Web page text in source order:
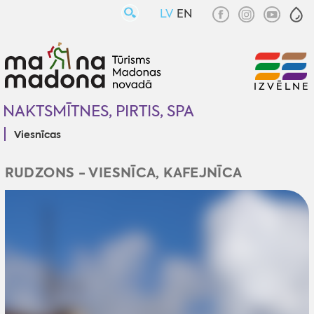
LV EN
NAKTSMĪTNES, PIRTIS, SPA
Viesnīcas
IZVĒLNE
RUDZONS - VIESNĪCA, KAFEJNĪCA